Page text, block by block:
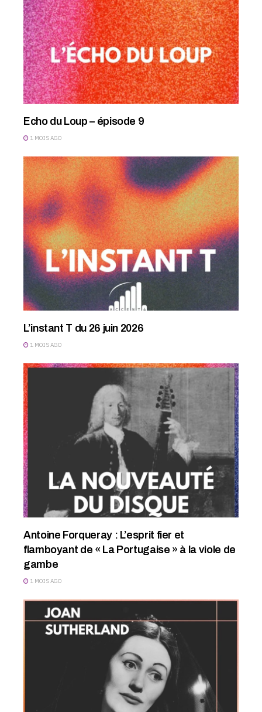
Echo du Loup – épisode 9
1 MOIS AGO
L’instant T du 26 juin 2026
1 MOIS AGO
Antoine Forqueray : L’esprit fier et
flamboyant de « La Portugaise » à la viole de
gambe
1 MOIS AGO